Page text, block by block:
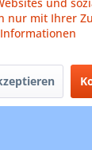
nur mit Ihrer